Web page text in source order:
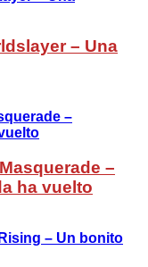
– Una
–
ha vuelto